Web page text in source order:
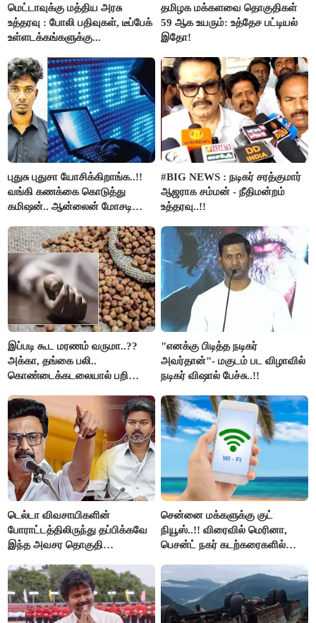
மெட்டாவுக்கு மத்திய அரசு
உத்தரவு : போலி பதிவுகள், டீப்பேக்
உள்ளடக்கங்களுக்கு...
தமிழக மக்களவை தொகுதிகள்
59 ஆக உயரும்: உத்தேச பட்டியல்
இதோ!
புதுசு புதுசா யோசிக்கிறாங்க..!!
வங்கி கணக்கை கொடுத்து
கமிஷன்.. ஆன்லைன் மோசடி
கைது..!!
#BIG NEWS : நடிகர் சரத்குமார்
ஆஜராக சம்மன் - நீதிமன்றம்
உத்தரவு..!!
இப்படி கூட மரணம் வருமா..??
அக்கா, தங்கை பலி..
கொண்டைக்கடலையால் பறிபோன
"எனக்கு பிடித்த நடிகர்
அவர்தான்"- மகுடம் பட விழாவில்
நடிகர் விஷால் பேச்சு..!!
டெல்டா விவசாயிகளின்
போராட்டத்திலிருந்து தப்பிக்கவே
இந்த அவசர தொகுதி
அரங்கேற்றுகிறார் முதலமைச்சர் -
திமுக ஐடி விங்..!!
சென்னை மக்களுக்கு குட்
நியூஸ்..!! விரைவில் மெரினா,
பெசன்ட் நகர் கடற்கரைகளில்